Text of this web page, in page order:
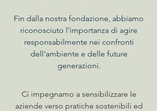
Fin dalla nostra fondazione, abbiamo
riconosciuto l'importanza di agire
responsabilmente nei confronti
dell'ambiente e delle future
generazioni.
Ci impegnamo a sensibilizzare le
aziende verso pratiche sostenibili ed